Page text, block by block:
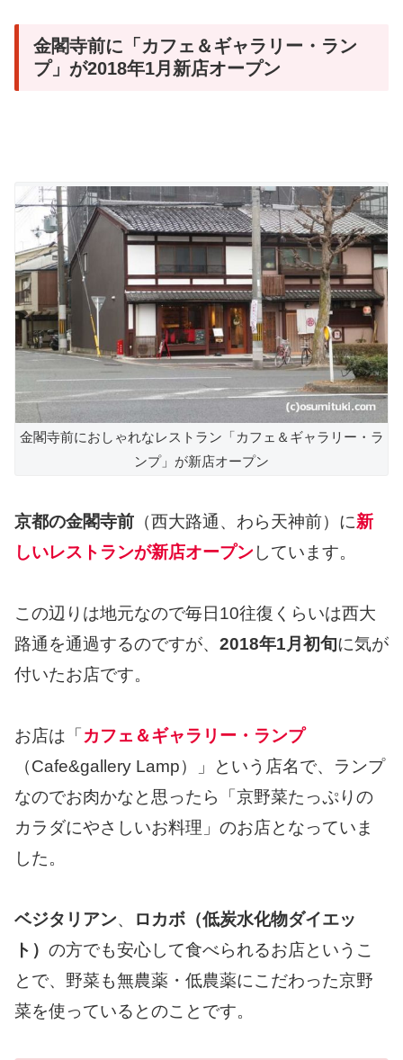
金閣寺前に「カフェ＆ギャラリー・ラン
プ」が2018年1月新店オープン
金閣寺前におしゃれなレストラン「カフェ＆ギャラリー・ラ
ンプ」が新店オープン
京都の金閣寺前 （西大路通、わら天神前）に新
しいレストランが新店オープンしています。
この辺りは地元なので毎日10往復くらいは西大
路通を通過するのですが、 2018年1月初旬に気が
付いたお店です。
お店は「 カフェ＆ギャラリー・ランプ
（Cafe&gallery Lamp）」という店名で、ランプ
なのでお肉かなと思ったら「京野菜たっぷりの
カラダにやさしいお料理」のお店となっていま
した。
ベジタリアン、
ロカボ（低炭水化物ダイエッ
ト） の方でも安心して食べられるお店というこ
とで、野菜も無農薬・低農薬にこだわった京野
菜を使っているとのことです。